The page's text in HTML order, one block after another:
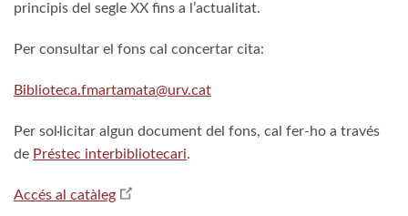
principis del segle XX fins a l’actualitat.
Per consultar el fons cal concertar cita:
Biblioteca.fmartamata@urv.cat
Per sol·licitar algun document del fons, cal fer-ho a través
de Préstec interbibliotecari.
Accés al catàleg